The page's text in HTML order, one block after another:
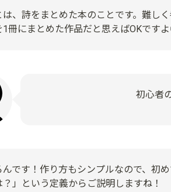
は、詩をまとめた本のことです。難し
1冊にまとめた作品だと思えばOKです
初心者
んです！作り方もシンプルなので、初
」という定義からご説明しますね！